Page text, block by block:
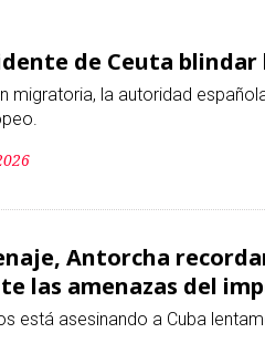
de Ceuta
migratoria, la autoridad
Antorcha
las amenazas del
está asesinando a Cuba